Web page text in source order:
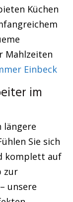
Küchen
Mahlzeiten
Einbeck
im
längere
Sie sich
komplett auf
zur
unsere